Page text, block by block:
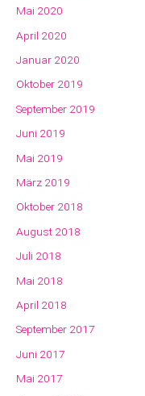
Mai 2020
April 2020
Januar 2020
Oktober 2019
September 2019
Juni 2019
Mai 2019
März 2019
Oktober 2018
August 2018
Juli 2018
Mai 2018
April 2018
September 2017
Juni 2017
Mai 2017